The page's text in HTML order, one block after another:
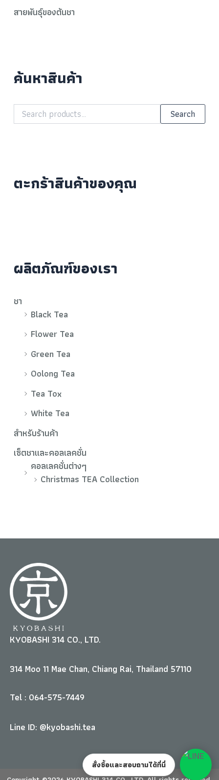
สายพันธุ์ของต้นชา
ค้นหาสินค้า
Search
ตะกร้าสินค้าของคุณ
ผลิตภัณฑ์ของเรา
ชา
Black Tea
Flower Tea
Green Tea
Oolong Tea
Tea Tox
White Tea
สำหรับร้านค้า
เซ็ตชาและคอลเลคชั่น
คอลเลคชั่นต่างๆ
Christmas TEA Collection
KYOBASHI 314 CO., LTD.
314 Moo 11 Mae Chan, Chiang Rai, Thailand 57110
Tel : 064-575-7449
Line ID: @kyobashi.tea
สั่งซื้อและสอบถามได้ที่นี่